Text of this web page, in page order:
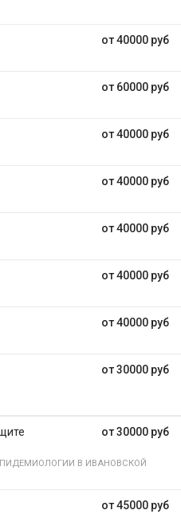
от 40000 руб
от 60000 руб
от 40000 руб
от 40000 руб
от 40000 руб
от 40000 руб
от 40000 руб
от 30000 руб
от 30000 руб
В ИВАНОВСКОЙ
от 45000 руб